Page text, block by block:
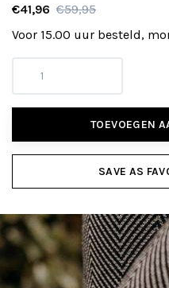
€41,96 €59,95
Voor 15.00 uur besteld,
TOEVOEGEN
SAVE AS